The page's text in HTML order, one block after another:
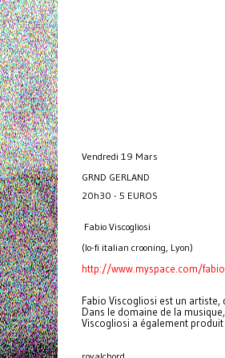
Vendredi 19 Mars
GRND GERLAND
20h30 - 5 EUROS
Fabio Viscogliosi
(lo-fi italian crooning, Lyon)
http://www.myspace.com/
Fabio Viscogliosi est un
Dans le domaine de la
Viscogliosi a également